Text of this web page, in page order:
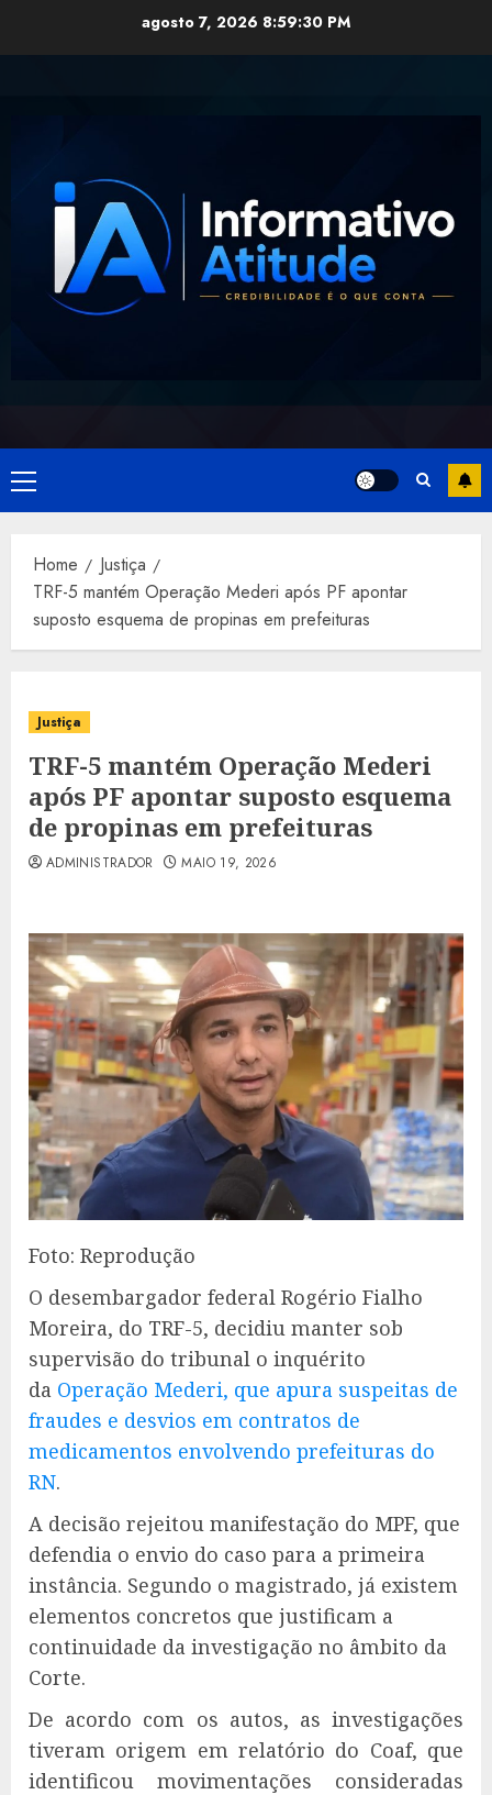
agosto 7, 2026 8:59:30 PM
Primary
Menu
Home
Justiça
TRF-5 mantém Operação Mederi após PF apontar
suposto esquema de propinas em prefeituras
Justiça
TRF-5 mantém Operação Mederi
após PF apontar suposto esquema
de propinas em prefeituras
ADMINISTRADOR MAIO 19, 2026
Foto: Reprodução
O desembargador federal Rogério Fialho
Moreira, do TRF-5, decidiu manter sob
supervisão do tribunal o inquérito
da Operação Mederi, que apura suspeitas de
fraudes e desvios em contratos de
medicamentos envolvendo prefeituras do
RN.
A decisão rejeitou manifestação do MPF, que
defendia o envio do caso para a primeira
instância. Segundo o magistrado, já existem
elementos concretos que justificam a
continuidade da investigação no âmbito da
Corte.
De acordo com os autos, as investigações
tiveram origem em relatório do Coaf, que
identificou movimentações consideradas